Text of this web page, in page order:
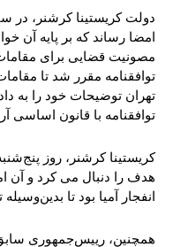
امضا رساند که بر پایه آن
مصونیت قضایی برای
توافقنامه مقرر شد تا
تهران توضیحات خود را به
توافقنامه با قانون اساسی
کریستینا کرشنر، روز
هدف را دنبال می کرد و آن
انفجار آمیا بود تا
همچنین، رییس‌جمهوری سابق